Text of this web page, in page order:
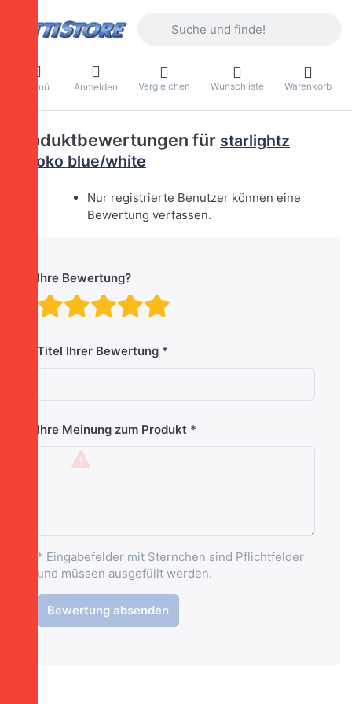
Menü Anmelden Vergleichen Wunschliste Warenkorb
Produktbewertungen für starlightz
rokoko blue/white
Nur registrierte Benutzer können eine
Bewertung verfassen.
Ihre Bewertung?
Bewertung: 4 von
Bewertung: 3 von 5
Bewertung: 2 von 5
Bewertung: 1 von 5
Titel Ihrer Bewertung
Ihre Meinung zum Produkt
* Eingabefelder mit Sternchen sind Pflichtfelder
und müssen ausgefüllt werden.
Bewertung absenden